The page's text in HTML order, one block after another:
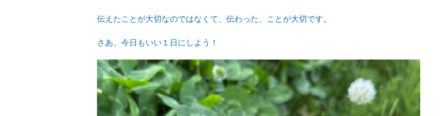
伝えたことが大切なのではなくて、伝わった、ことが大切です。
さあ、今日もいい１日にしよう！